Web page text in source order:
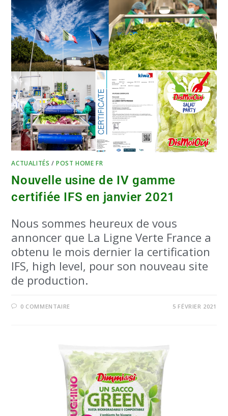
ACTUALITÉS /POST HOME FR
Nouvelle usine de IV gamme
certifiée IFS en janvier 2021
Nous sommes heureux de vous
annoncer que La Ligne Verte France a
obtenu le mois dernier la certification
IFS, high level, pour son nouveau site
de production.
0 COMMENTAIRE 5 FÉVRIER 2021